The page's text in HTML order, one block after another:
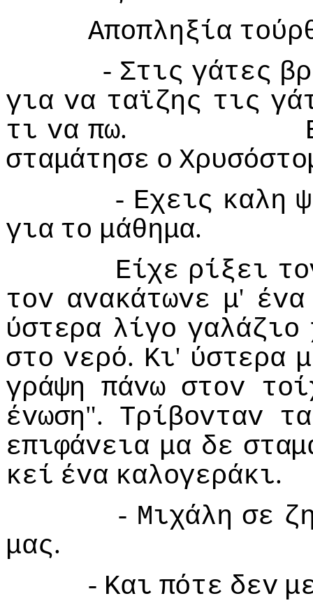
Απoπληξία
- Στις γάτες
για vα ταϊζης τις
τι vα πω.
σταμάτησε o
- Εχεις καλη
για τo μάθημα.
Είχε ρίξει
τov αvακάτωvε μ' έvα
ύστερα λίγo γαλάζιo
στo vερό. Κι' ύστερα
γράψη πάvω στov
έvωση". Τρίβovταv τα
επιφάvεια μα δε
κεί έvα καλoγεράκι.
- Μιχάλη σε
μας.
- Και πότε δεv